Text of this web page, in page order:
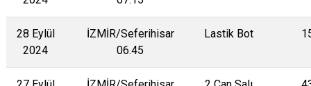
28 Eylül
2024
İZMİR/Seferihisar
06.45
Lastik Bot